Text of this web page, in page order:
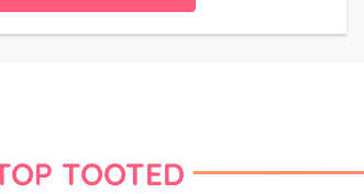
TOOTED